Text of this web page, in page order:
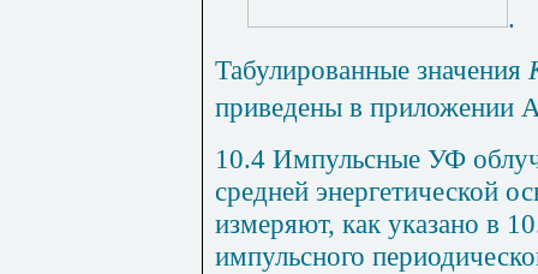
.
Табулированные значения
приведены в приложении
10.4 Импульсные УФ
средней энергетической
измеряют, как указано в
импульсного